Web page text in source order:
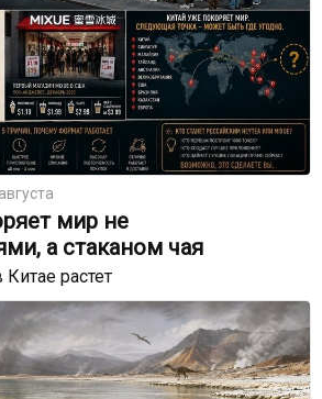
мир не
а стаканом чая
растет